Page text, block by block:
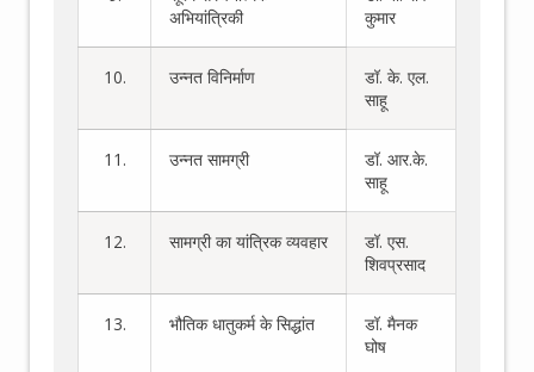
अभियांत्रिकी
कुमार
10. उन्नत विनिर्माण
डॉ. के. एल.
साहू
11. उन्नत सामग्री
डॉ. आर.के.
साहू
12. सामग्री का यांत्रिक व्यवहार
डॉ. एस.
शिवप्रसाद
13. भौतिक धातुकर्म के सिद्धांत
डॉ. मैनक
घोष